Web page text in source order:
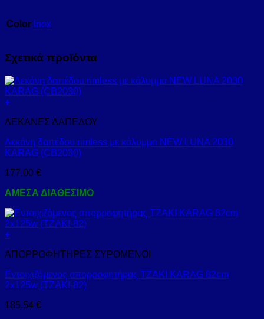
Color Inox
Σχετικά προϊόντα
+
ΛΕΚΑΝΕΣ ΔΑΠΕΔΟΥ
Λεκάνη δαπέδου rimless με κάλυμμα NEW LUNA 2030
KARAG (CB2030)
177,00 €
ΑΜΕΣΑ ΔΙΑΘΕΣΙΜΟ
+
ΑΠΟΡΡΟΦΗΤΗΡΕΣ ΣΥΡΟΜΕΝΟΙ
Εντοιχιζόμενος απορροφητήρας ΤΖΑΚΙ KARAG 82cm
2x125w (TZAKI-82)
185,54 €